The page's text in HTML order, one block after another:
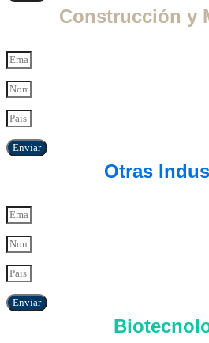
Construcción y
Enviar
Otras
Enviar